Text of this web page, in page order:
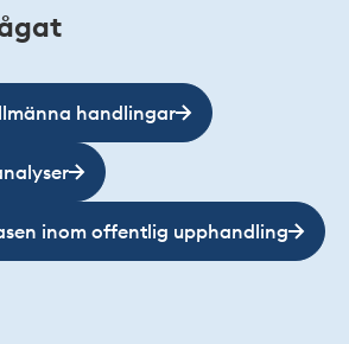
handlingar
inom offentlig upphandling